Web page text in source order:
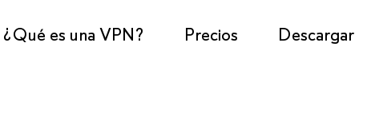
¿Qué es una VPN? Precios Descargar